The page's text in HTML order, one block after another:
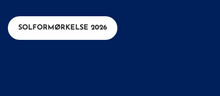
SOLFORMØRKELSE 2026